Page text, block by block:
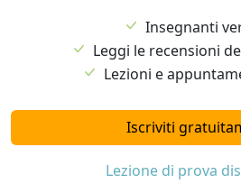
Insegnanti
Leggi le recensioni
Lezioni e
Iscriviti
Lezione di prova